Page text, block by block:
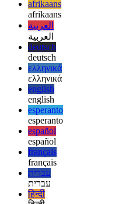
usuario quiera ejecutar código
algo muy bueno. Pero al
salvapantallas, todo el proceso
embargo, al final, ¡todo
afrikaans
afrikaans
العربية
العربية
deutsch
deutsch
ελληνικά
ελληνικά
english
english
esperanto
esperanto
español
español